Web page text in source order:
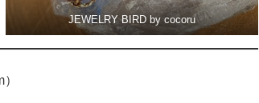
JEWELRY BIRD by cocoru